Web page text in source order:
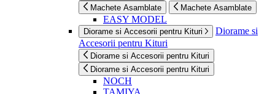
Machete Asamblate Machete Asamblate
EASY MODEL
Diorame si Accesorii pentru Kituri
Diorame si
Accesorii pentru Kituri
Diorame si Accesorii pentru Kituri
Diorame si Accesorii pentru Kituri
NOCH